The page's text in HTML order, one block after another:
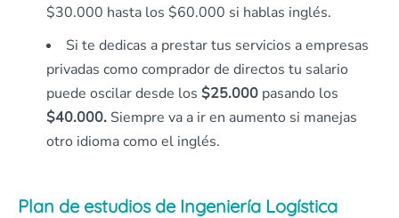
$30.000 hasta los $60.000 si hablas inglés.
Si te dedicas a prestar tus servicios a empresas
privadas como comprador de directos tu salario
puede oscilar desde los $25.000 pasando los
$40.000. Siempre va a ir en aumento si manejas
otro idioma como el inglés.
Plan de estudios de Ingeniería Logística